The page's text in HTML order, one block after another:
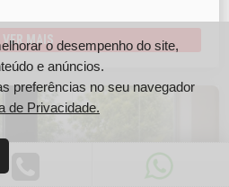
VER MAISo desempenho do site,
e anúncios.
preferências no seu navegador
de Privacidade.